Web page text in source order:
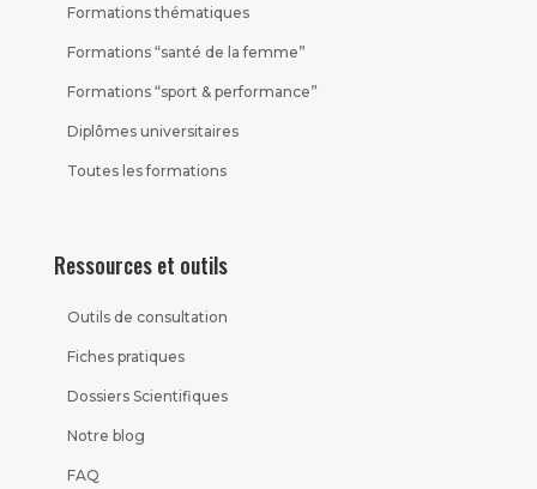
Formations thématiques
Formations “santé de la femme”
Formations “sport & performance”
Diplômes universitaires
Toutes les formations
Ressources et outils
Outils de consultation
Fiches pratiques
Dossiers Scientifiques
Notre blog
FAQ